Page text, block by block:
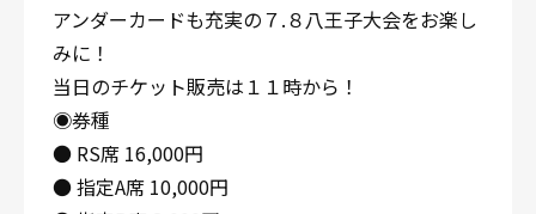
アンダーカードも充実の７.８八王子大会をお楽し
みに！
当日のチケット販売は１１時から！
◉券種
● RS席 16,000円
● 指定A席 10,000円